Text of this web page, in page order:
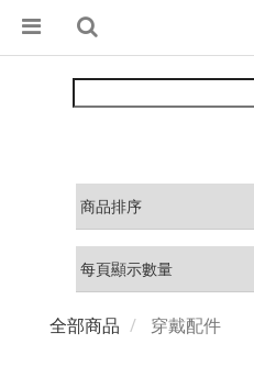
全部商品 穿戴配件